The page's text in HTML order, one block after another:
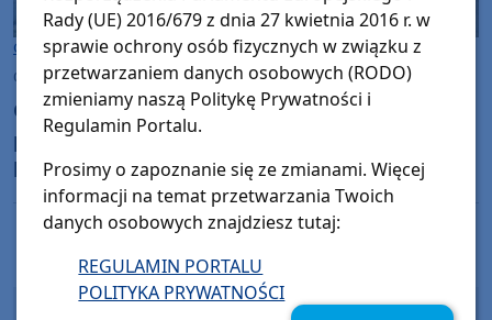
Gmina Brusy
czwartek, 6 sierpnia 2026, 09:01
Gmina Brusy remontuje budynek dawnej
pastorówki w Kosobudach. Odnowa zabytku
kosztuje ponad 1 mln zł
Poprzednia strona
Mega lato z Weekend FM - poranny
Rady (UE) 2016/679 z dnia 27 kwietnia 2016 r. w
sprawie ochrony osób fizycznych w związku z
przetwarzaniem danych osobowych (RODO)
zmieniamy naszą Politykę Prywatności i
Regulamin Portalu.
Prosimy o zapoznanie się ze zmianami. Więcej
informacji na temat przetwarzania Twoich
danych osobowych znajdziesz tutaj:
REGULAMIN PORTALU
POLITYKA PRYWATNOŚCI